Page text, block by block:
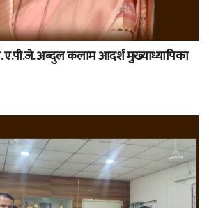
ए.पी.जे. अब्दुल कलाम आदर्श मुख्याध्यापिका